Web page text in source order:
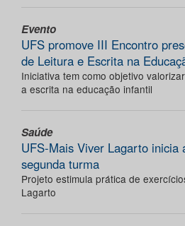
Evento
UFS promove III Encontro
de Leitura e Escrita na
Iniciativa tem como objetivo
a escrita na educação infantil
Saúde
UFS-Mais Viver Lagarto inicia
segunda turma
Projeto estimula prática de
Lagarto